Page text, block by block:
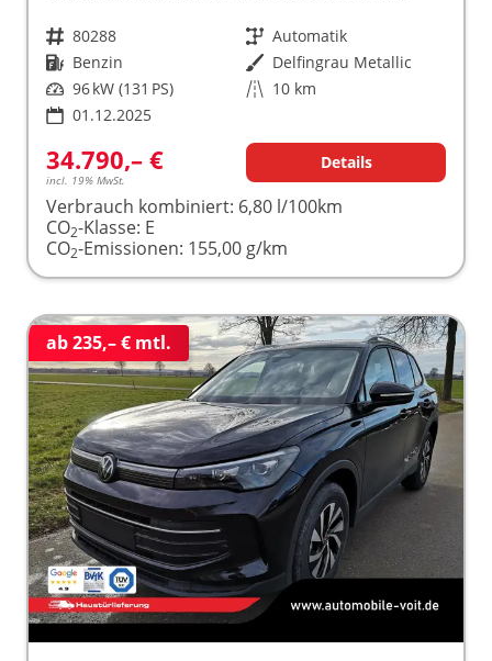
Fahrzeugnr. 80288 Getriebe Automatik
Kraftstoff Benzin Außenfarbe Delfingrau Metallic
Leistung 96 kW (131 PS) Kilometerstand 10 km
01.12.2025
34.790,– €
incl. 19% MwSt.
Details
Verbrauch kombiniert: 6,80 l/100km
CO2-Klasse: E
CO2-Emissionen: 155,00 g/km
ab 235,– € mtl.